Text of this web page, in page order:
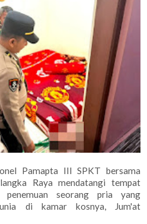
Pamapta III SPKT bersama
Raya mendatangi tempat
seorang pria yang
di kamar kosnya, Jum'at